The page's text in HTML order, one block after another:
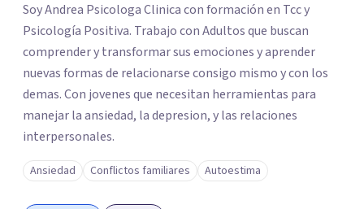
Soy Andrea Psicologa Clinica con formación en Tcc y
Psicología Positiva. Trabajo con Adultos que buscan
comprender y transformar sus emociones y aprender
nuevas formas de relacionarse consigo mismo y con los
demas. Con jovenes que necesitan herramientas para
manejar la ansiedad, la depresion, y las relaciones
interpersonales.
Ansiedad Conflictos familiares Autoestima